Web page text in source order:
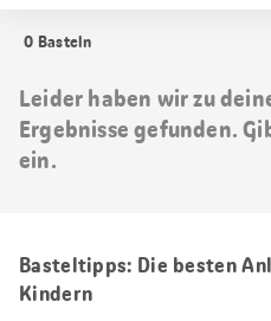
0 Basteln
Leider haben wir zu
Ergebnisse gefunden.
ein.
Basteltipps: Die besten
Kindern